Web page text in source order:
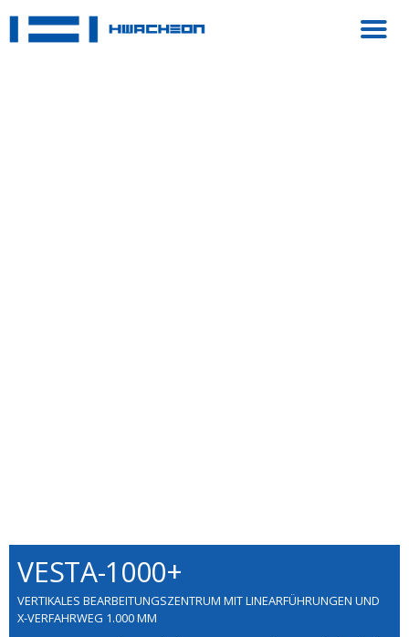
VESTA-1000+
VERTIKALES BEARBEITUNGSZENTRUM MIT LINEARFÜHRUNGEN UND
X-VERFAHRWEG 1.000 MM